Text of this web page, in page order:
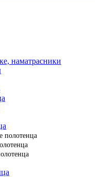
наматрасники
полотенца